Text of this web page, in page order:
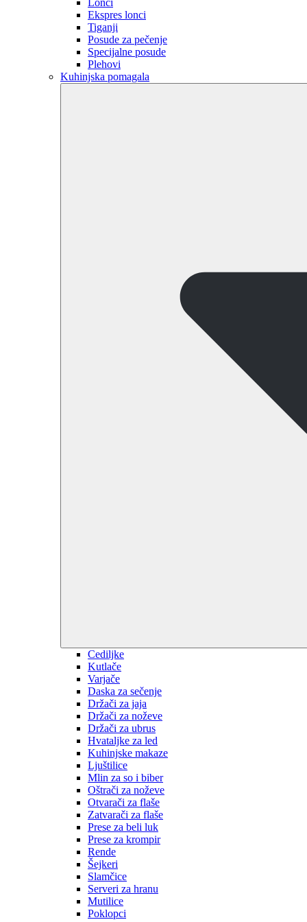
Lonci
Ekspres lonci
Tiganji
Posude za pečenje
Specijalne posude
Plehovi
Kuhinjska pomagala
Cediljke
Kutlače
Varjače
Daska za sečenje
Držači za jaja
Držači za noževe
Držači za ubrus
Hvataljke za led
Kuhinjske makaze
Ljuštilice
Mlin za so i biber
Oštrači za noževe
Otvarači za flaše
Zatvarači za flaše
Prese za beli luk
Prese za krompir
Rende
Šejkeri
Slamčice
Serveri za hranu
Mutilice
Poklopci